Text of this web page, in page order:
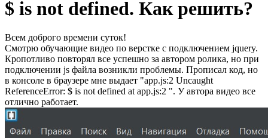
$ is not defined. Как решить?
Всем доброго времени суток!
Смотрю обучающие видео по верстке с подключением jquery.
Кропотливо повторял все успешно за автором ролика, но при
подключении js файла возникли проблемы. Прописал код, но
в консоле в браузере мне выдает "app.js:2 Uncaught
ReferenceError: $ is not defined at app.js:2 ". У автора видео все
отлично работает.